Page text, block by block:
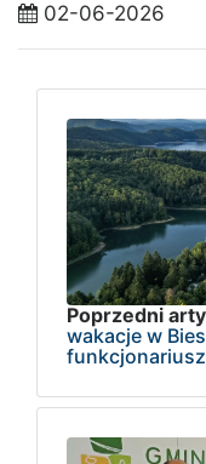
02-06-2026
Poprzedni
wakacje w